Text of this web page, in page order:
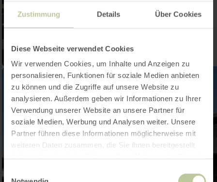
Zustimmung Details Über Cookies
Diese Webseite verwendet Cookies
Wir verwenden Cookies, um Inhalte und Anzeigen zu
personalisieren, Funktionen für soziale Medien anbieten
zu können und die Zugriffe auf unsere Website zu
analysieren. Außerdem geben wir Informationen zu Ihrer
Verwendung unserer Website an unsere Partner für
soziale Medien, Werbung und Analysen weiter. Unsere
Partner führen diese Informationen möglicherweise mit
weiteren Daten zusammen, die Sie ihnen bereitgestellt
Einwilligungsauswahl